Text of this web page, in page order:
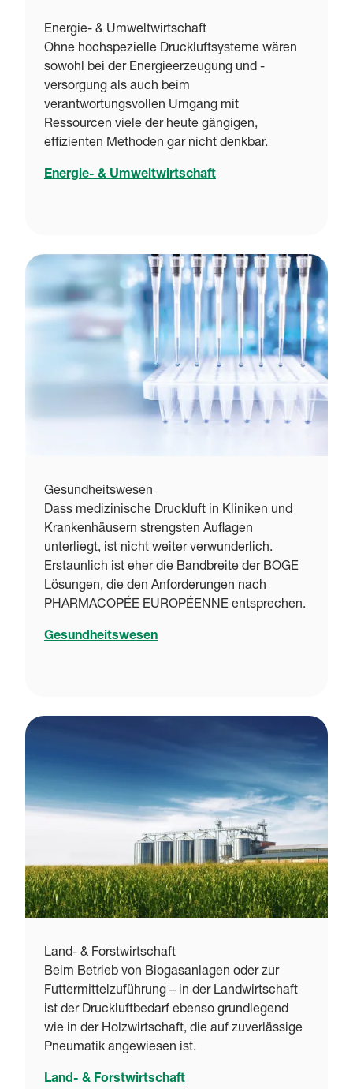
Energie- & Umweltwirtschaft
Ohne hochspezielle Druckluftsysteme wären
sowohl bei der Energieerzeugung und -
versorgung als auch beim
verantwortungsvollen Umgang mit
Ressourcen viele der heute gängigen,
effizienten Methoden gar nicht denkbar.
Energie- & Umweltwirtschaft
Gesundheitswesen
Dass medizinische Druckluft in Kliniken und
Krankenhäusern strengsten Auflagen
unterliegt, ist nicht weiter verwunderlich.
Erstaunlich ist eher die Bandbreite der BOGE
Lösungen, die den Anforderungen nach
PHARMACOPÉE EUROPÉENNE entsprechen.
Gesundheitswesen
Land- & Forstwirtschaft
Beim Betrieb von Biogasanlagen oder zur
Futtermittelzuführung – in der Landwirtschaft
ist der Druckluftbedarf ebenso grundlegend
wie in der Holzwirtschaft, die auf zuverlässige
Pneumatik angewiesen ist.
Land- & Forstwirtschaft